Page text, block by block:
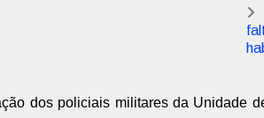
dos policiais militares da Unidade